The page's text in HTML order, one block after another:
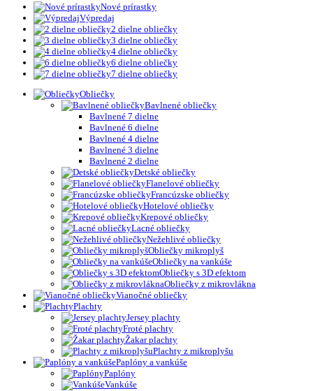
Nové prírastky
Výpredaj
2 dielne obliečky
3 dielne obliečky
4 dielne obliečky
6 dielne obliečky
7 dielne obliečky
Obliečky
Bavlnené obliečky
Bavlnené 7 dielne
Bavlnené 6 dielne
Bavlnené 4 dielne
Bavlnené 3 dielne
Bavlnené 2 dielne
Detské obliečky
Flanelové obliečky
Francúzske obliečky
Hotelové obliečky
Krepové obliečky
Lacné obliečky
Nežehlivé obliečky
Obliečky mikroplyš
Obliečky na vankúše
Obliečky s 3D efektom
Obliečky z mikrovlákna
Vianočné obliečky
Plachty
Jersey plachty
Froté plachty
Žakar plachty
Plachty z mikroplyšu
Paplóny a vankúše
Paplóny
Vankúše